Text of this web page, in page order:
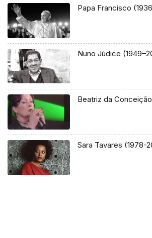
Papa Francisco
Nuno Júdice
Beatriz da
Sara Tavares (1978-